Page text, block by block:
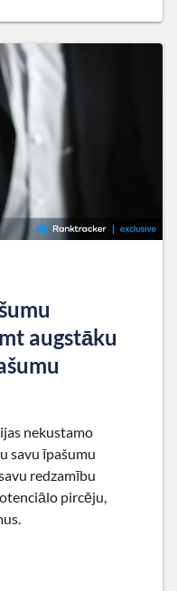
augstāku
nekustamo
savu īpašumu
redzamību
pircēju,